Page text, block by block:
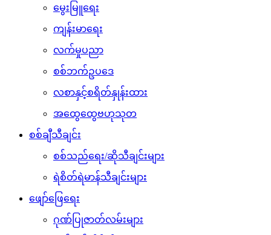
မွေးမြူရေး
ကျန်းမာရေး
လက်မှုပညာ
စစ်ဘက်ဥပဒေ
လစာနှင့်စရိတ်နှုန်းထား
အထွေထွေဗဟုသုတ
စစ်ချီသီချင်း
စစ်သည်ရေး/ဆိုသီချင်းများ
ရဲစိတ်ရဲမာန်သီချင်းများ
ဖျော်ဖြေရေး
ဂုဏ်ပြုဇာတ်လမ်းများ